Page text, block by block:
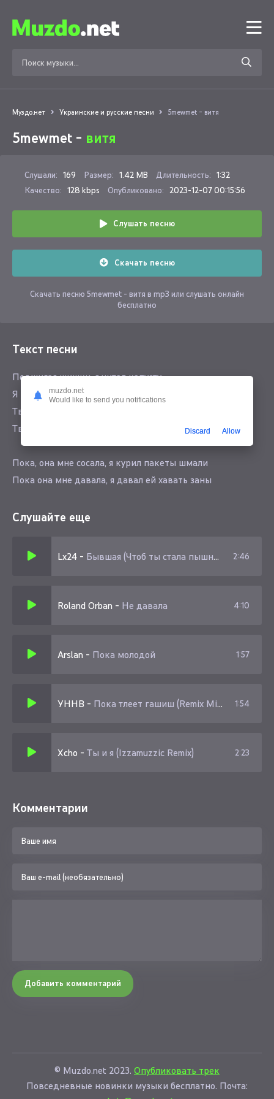
Муздо.нет Украинские и русские песни 5mewmet - витя
5mewmet - витя
Слушали: 169 Размер: 1.42 MB Длительность: 1:32
Качество: 128 kbps Опубликовано: 2023-12-07 00:15:56
Слушать песню
Скачать песню
Скачать песню 5mewmet - витя в mp3 или слушать онлайн
бесплатно
Текст песни
Поджигая шишки, я читал капусту
Я скурил все листья, закатив rave-тусу
Твоя бывшая пришла, чтоб меня увидеть
Твоя бывшая ушла, чтоб тебя не видеть
Пока, она мне сосала, я курил пакеты шмали
Пока она мне давала, я давал ей хавать заны
Пока она мне давала, я давал ей на
Я уже с седьмого класса всем толкал таблетки ксана
Я такой крутой! У меня в руках помада
Слушайте еще
Lx24 - Бывшая (Чтоб ты стала пышная) 2:46
Roland Orban - Не давала 4:10
Arslan - Пока молодой 1:57
УННВ - Пока тлеет гашиш (Remix Mirniyy) 1:54
Xcho - Ты и я (Izzamuzzic Remix) 2:23
Комментарии
Добавить комментарий
© Muzdo.net 2023. Опубликовать трек
Повседневные новинки музыки бесплатно. Почта:
muzdo.net
Would like to send you notifications
Discard Allow